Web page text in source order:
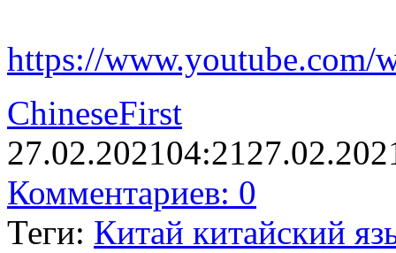
https://www.youtube.com/
ChineseFirst
27.02.202104:21
Комментариев: 0
Теги: Китай китайский